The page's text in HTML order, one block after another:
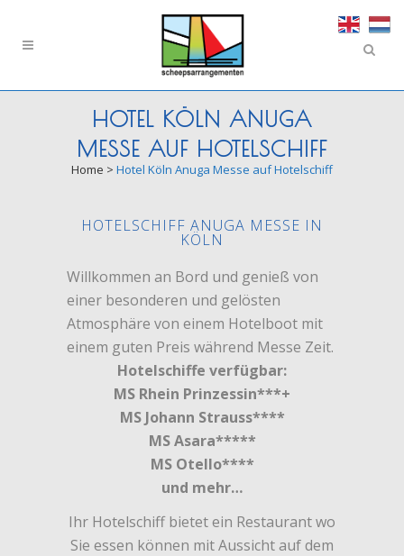
HOTEL KÖLN ANUGA
MESSE AUF HOTELSCHIFF
Home > Hotel Köln Anuga Messe auf Hotelschiff
HOTELSCHIFF ANUGA MESSE IN
KÖLN
Willkommen an Bord und genieß von
einer besonderen und gelösten
Atmosphäre von einem Hotelboot mit
einem guten Preis während Messe Zeit.
Hotelschiffe verfügbar:
MS Rhein Prinzessin***+
MS Johann Strauss****
MS Asara*****
MS Otello****
und mehr…
Ihr Hotelschiff bietet ein Restaurant wo
Sie essen können mit Aussicht auf dem